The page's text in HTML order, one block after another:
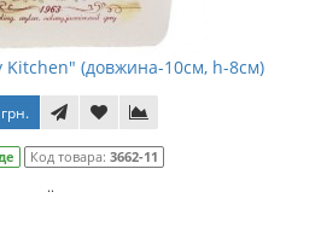
(довжина-10см, h-8см)
Код товара: 3662-11
..